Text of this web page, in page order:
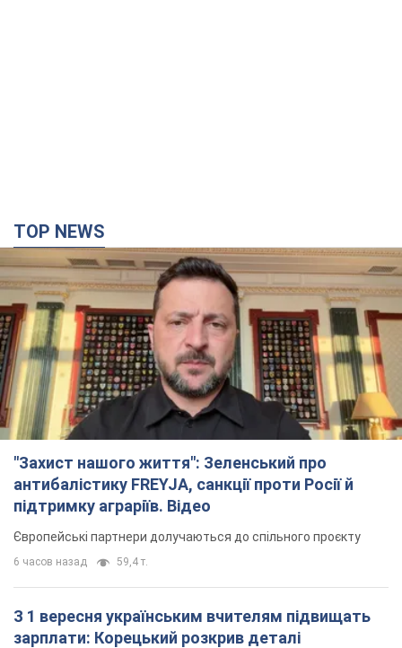
TOP NEWS
"Захист нашого життя": Зеленський про
антибалістику FREYJA, санкції проти Росії й
підтримку аграріїв. Відео
Європейські партнери долучаються до спільного проєкту
6 часов назад 59,4 т.
З 1 вересня українським вчителям підвищать
зарплати: Корецький розкрив деталі